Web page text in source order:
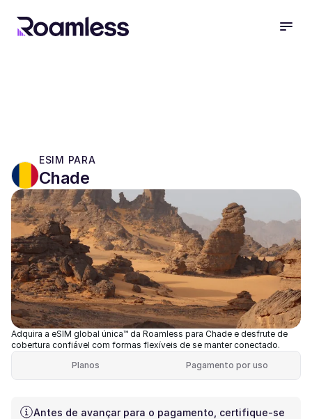
ESIM PARA
Chade
Adquira a eSIM global única™ da Roamless para Chade e desfrute de
cobertura confiável com formas flexíveis de se manter conectado.
Planos
Pagamento por uso
Antes de avançar para o pagamento, certifique-se